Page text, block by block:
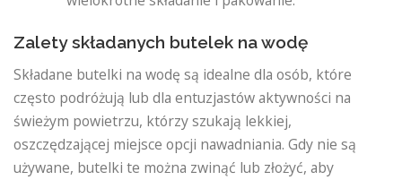
Zalety składanych butelek na wodę
Składane butelki na wodę są idealne dla osób, które
często podróżują lub dla entuzjastów aktywności na
świeżym powietrzu, którzy szukają lekkiej,
oszczędzającej miejsce opcji nawadniania. Gdy nie są
używane, butelki te można zwinąć lub złożyć, aby